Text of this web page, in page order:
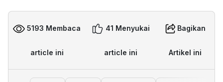
5193 Membaca
article ini
41 Menyukai
article ini
Bagikan
Artikel ini